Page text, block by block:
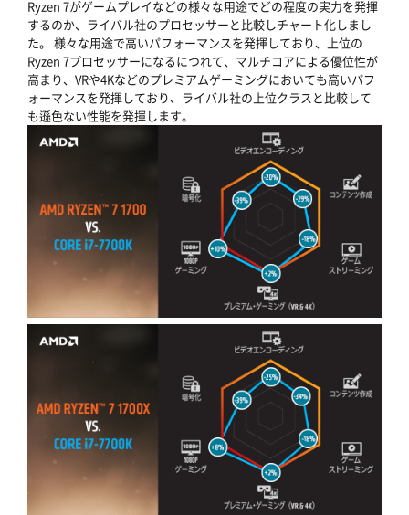
Ryzen 7がゲームプレイなどの様々な用途でどの程度の実力を発揮
するのか、ライバル社のプロセッサーと比較しチャート化しまし
た。 様々な用途で高いパフォーマンスを発揮しており、上位の
Ryzen 7プロセッサーになるにつれて、マルチコアによる優位性が
高まり、VRや4Kなどのプレミアムゲーミングにおいても高いパフ
ォーマンスを発揮しており、ライバル社の上位クラスと比較して
も遜色ない性能を発揮します。